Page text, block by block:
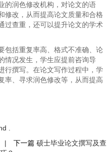
的润色修改机构，对论文的语
修改，从而提高论文质量和合格
过查重，还可以提升论文的学术
包括重复率高、格式不准确、论
情况发生，学生应提前咨询导
行撰写。在论文写作过程中，学
率、寻求润色修改等，从而提高
.
| 下一篇 硕士毕业论文撰写及查